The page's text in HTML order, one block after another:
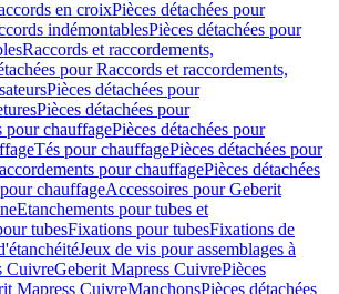
en croixPièces détachées pour
indémontablesPièces détachées pour
Raccords et raccordements,
pour Raccords et raccordements,
Pièces détachées pour
Pièces détachées pour
pour chauffagePièces détachées pour
Tés pour chauffagePièces détachées pour
pour chauffagePièces détachées
chauffageAccessoires pour Geberit
Etanchements pour tubes et
tubesFixations pour tubesFixations de
Jeux de vis pour assemblages à
CuivreGeberit Mapress CuivrePièces
Mapress CuivreManchonsPièces détachées